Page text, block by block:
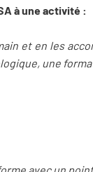
à une activité :
et en les
une